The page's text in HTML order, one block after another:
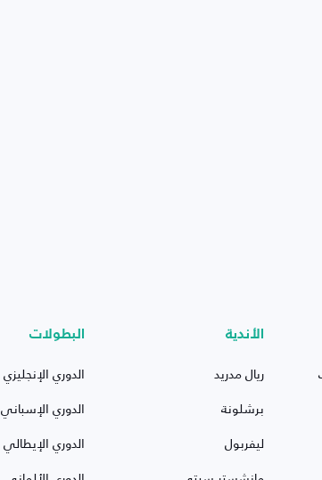
الأندية
ريال مدريد
برشلونة
ليفربول
البطولات
الدوري الإنجليزي
الدوري الإسباني
الدوري الإيطالي